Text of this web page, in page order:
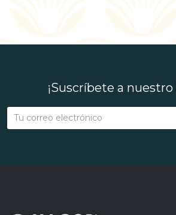
¡Suscríbete a